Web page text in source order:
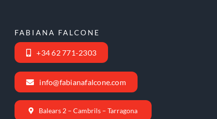
FABIANA FALCONE
+34 62 771-2303
info@fabianafalcone.com
Balears 2 – Cambrils – Tarragona